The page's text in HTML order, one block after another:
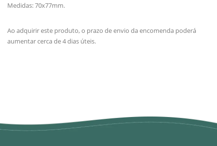
Medidas: 70x77mm.
Ao adquirir este produto, o prazo de envio da encomenda poderá
aumentar cerca de 4 dias úteis.